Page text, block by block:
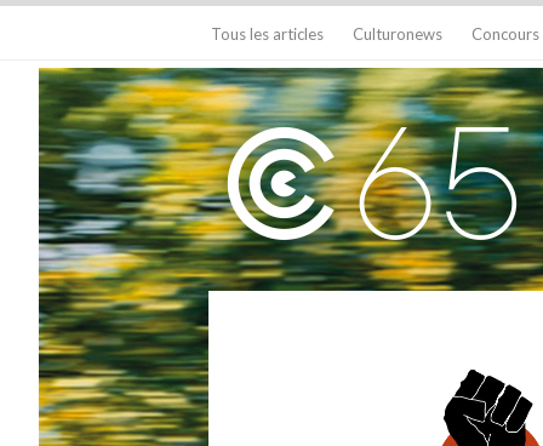
Tous les articles Culturonews Concours